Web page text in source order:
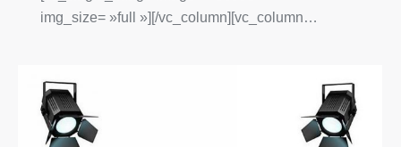
img_size= »full »][/vc_column][vc_column…